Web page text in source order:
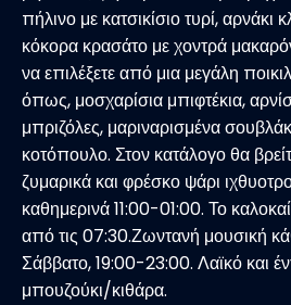
πήλινο με κατσικίσιο τυρί, αρνάκι
κόκορα κρασάτο με χοντρά
να επιλέξετε από μια μεγάλη
όπως, μοσχαρίσια μπιφτέκια,
μπριζόλες, μαριναρισμένα
κοτόπουλο. Στον κατάλογο θα
ζυμαρικά και φρέσκο ψάρι
καθημερινά 11:00-01:00. Το
από τις 07:30.Ζωντανή μουσική
Σάββατο, 19:00-23:00. Λαϊκό και
μπουζούκι/κιθάρα.